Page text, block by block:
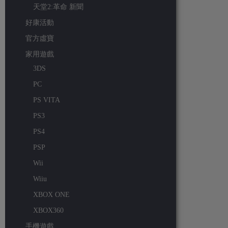
天堂2:革命 新聞
好康活動
官方虛寶
家用遊戲
3DS
PC
PS VITA
PS3
PS4
PSP
Wii
Wiiu
XBOX ONE
XBOX360
手機遊戲